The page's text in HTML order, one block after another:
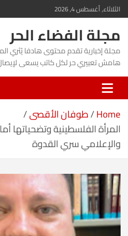
Skip
to
content
الثلاثاء, أغسطس 4, 2026
مجلة الفضاء الحر
مجلة إخبارية تقدم محتوى هادفا يُثري
هامش تعبيري حر لكل كاتب يسعى لإيصال
Home طوفان الأقصى
المرأة الفلسطينية وتضحياتها
والإعلامي سري القدوة